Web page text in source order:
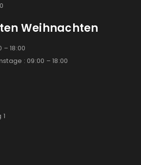
Weihnachten
18:00
: 09:00 – 18:00